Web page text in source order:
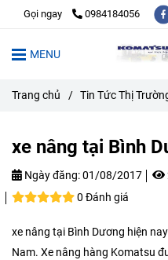
Gọi ngay 0984184056
MENU
Trang chủ / Tin Tức Thị
xe nâng tại Bình
Ngày đăng:01/08/2017
0 Đánh giá
xe nâng tại Bình Dương hiện
Nam. Xe nâng hàng Komatsu